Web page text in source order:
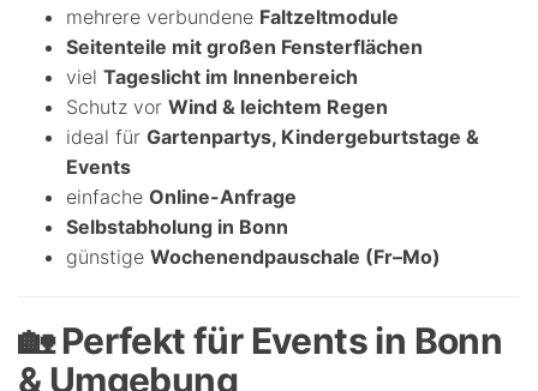
mehrere verbundene Faltzeltmodule
Seitenteile mit großen Fensterflächen
viel Tageslicht im Innenbereich
Schutz vor Wind & leichtem Regen
ideal für Gartenpartys, Kindergeburtstage &
Events
einfache Online-Anfrage
Selbstabholung in Bonn
günstige Wochenendpauschale (Fr–Mo)
🏡 Perfekt für Events in Bonn
& Umgebung